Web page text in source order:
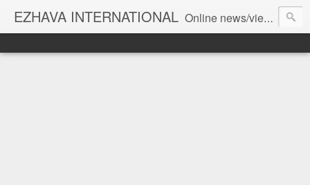
EZHAVA INTERNATIONAL Online news/views JOURNAL... Connecting the community worldwide Editorial Director: Prem Chandran